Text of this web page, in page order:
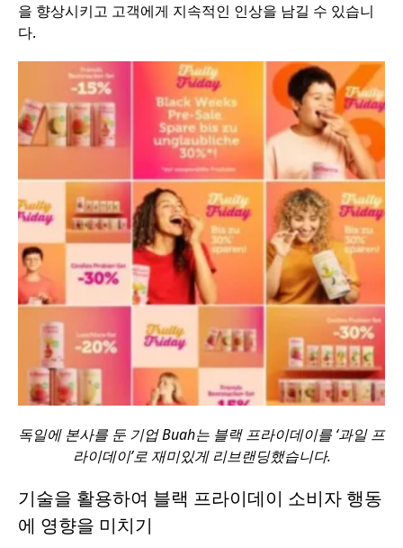
을 향상시키고 고객에게 지속적인 인상을 남길 수 있습니
다.
독일에 본사를 둔 기업 Buah는 블랙 프라이데이를 ‘과일 프
라이데이’로 재미있게 리브랜딩했습니다.
기술을 활용하여 블랙 프라이데이 소비자 행동
에 영향을 미치기